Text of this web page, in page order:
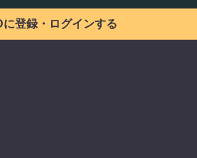
に登録・ログインする